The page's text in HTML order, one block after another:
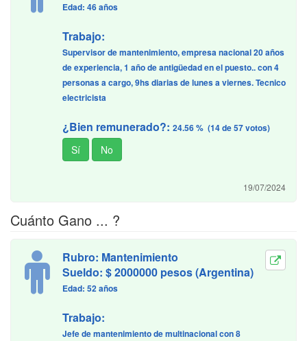
Edad: 46 años
Trabajo:
Supervisor de mantenimiento, empresa nacional 20 años
de experiencia, 1 año de antigüedad en el puesto.. con 4
personas a cargo, 9hs diarias de lunes a viernes. Tecnico
electricista
¿Bien remunerado?: 24.56 % (14 de 57 votos)
19/07/2024
Cuánto Gano ... ?
Rubro: Mantenimiento
Sueldo: $ 2000000 pesos (Argentina)
Edad: 52 años
Trabajo:
Jefe de mantenimiento de multinacional con 8